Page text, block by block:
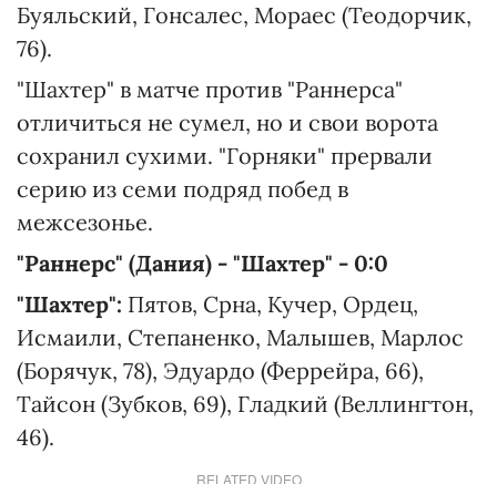
Буяльский, Гонсалес, Мораес (Теодорчик,
76).
"Шахтер" в матче против "Раннерса"
отличиться не сумел, но и свои ворота
сохранил сухими. "Горняки" прервали
серию из семи подряд побед в
межсезонье.
"Раннерс" (Дания) - "Шахтер" - 0:0
"Шахтер": Пятов, Срна, Кучер, Ордец,
Исмаили, Степаненко, Малышев, Марлос
(Борячук, 78), Эдуардо (Феррейра, 66),
Тайсон (Зубков, 69), Гладкий (Веллингтон,
46).
RELATED VIDEO